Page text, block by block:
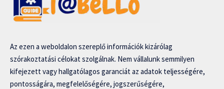
Az ezen a weboldalon szereplő információk kizárólag
szórakoztatási célokat szolgálnak. Nem vállalunk semmilyen
kifejezett vagy hallgatólagos garanciát az adatok teljességére,
pontosságára, megfelelőségére, jogszerűségére,